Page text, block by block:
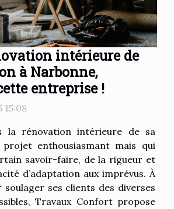
intérieure de
à Narbonne,
entreprise !
15:08
la rénovation intérieure de sa
enthousiasmant mais qui
savoir-faire, de la rigueur et
d’adaptation aux imprévus. À
soulager ses clients des diverses
Travaux Confort propose